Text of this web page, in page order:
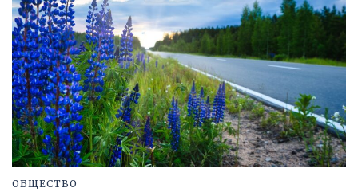
ОБЩЕСТВО